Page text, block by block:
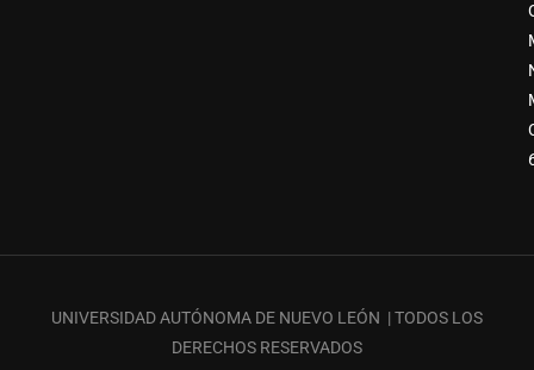
UNIVERSIDAD AUTÓNOMA DE NUEVO LEÓN | TODOS LOS
DERECHOS RESERVADOS